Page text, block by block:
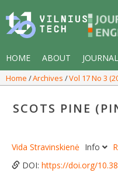
HOME ABOUT
Home Archives Vol 17 No 3
SCOTS PINE
Vida Stravinskienė Info
DOI: https://doi.org/